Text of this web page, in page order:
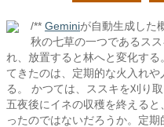
/** Geminiが自動生成した
秋の七草の一つであるス
れ、放置すると林へと変化す
てきたのは、定期的な火入れ
る。 かつては、ススキを刈り
五夜後にイネの収穫を終える
ったのではないだろうか。定